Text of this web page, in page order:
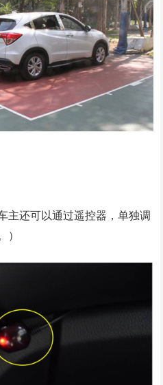
主还可以通过遥控器，单独调
）